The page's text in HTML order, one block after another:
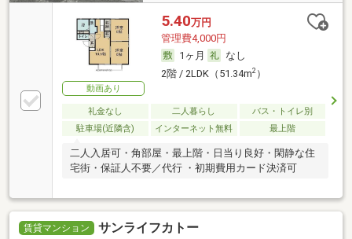
動画あり
5.40万円
管理費4,000円
1ヶ月
なし
2階 / 2LDK（51.34m2）
礼金なし 二人暮らし
バス・トイレ別
駐車場(近隣含)
インターネット無料 最上階
二人入居可・角部屋・最上階・日当り良好・閑静な住
宅街・保証人不要／代行 ・初期費用カード決済可
賃貸マンション サンライフカトー